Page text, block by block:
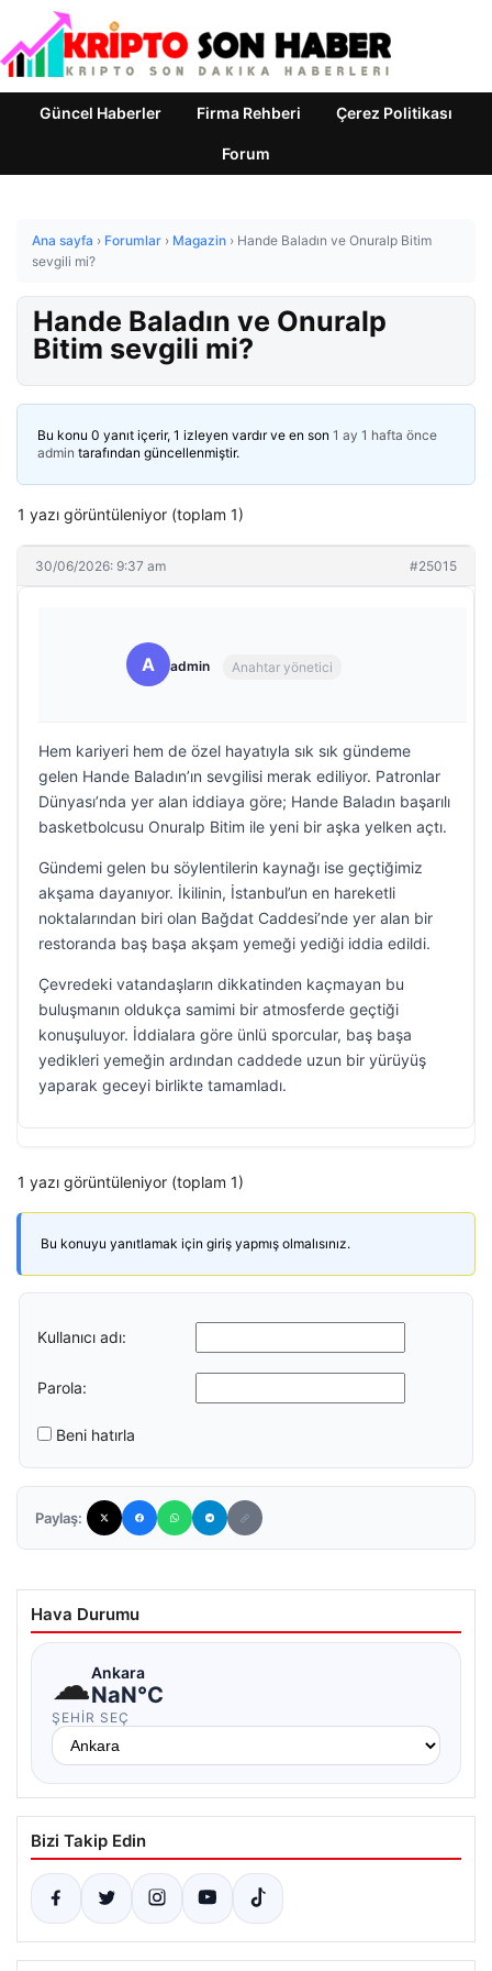
Güncel Haberler Firma Rehberi Çerez Politikası
Forum
Ana sayfa › Forumlar › Magazin › Hande Baladın ve Onuralp Bitim
sevgili mi?
Hande Baladın ve Onuralp
Bitim sevgili mi?
Bu konu 0 yanıt içerir, 1 izleyen vardır ve en son 1 ay 1 hafta önce
admin tarafından güncellenmiştir.
1 yazı görüntüleniyor (toplam 1)
30/06/2026: 9:37 am #25015
A admin Anahtar yönetici
Hem kariyeri hem de özel hayatıyla sık sık gündeme
gelen Hande Baladın’ın sevgilisi merak ediliyor. Patronlar
Dünyası’nda yer alan iddiaya göre; Hande Baladın başarılı
basketbolcusu Onuralp Bitim ile yeni bir aşka yelken açtı.
Gündemi gelen bu söylentilerin kaynağı ise geçtiğimiz
akşama dayanıyor. İkilinin, İstanbul’un en hareketli
noktalarından biri olan Bağdat Caddesi’nde yer alan bir
restoranda baş başa akşam yemeği yediği iddia edildi.
Çevredeki vatandaşların dikkatinden kaçmayan bu
buluşmanın oldukça samimi bir atmosferde geçtiği
konuşuluyor. İddialara göre ünlü sporcular, baş başa
yedikleri yemeğin ardından caddede uzun bir yürüyüş
yaparak geceyi birlikte tamamladı.
1 yazı görüntüleniyor (toplam 1)
Bu konuyu yanıtlamak için giriş yapmış olmalısınız.
Kullanıcı adı:
Parola:
Beni hatırla
Paylaş:
Hava Durumu
☁Ankara
NaN°C
ŞEHIR SEÇ
Bizi Takip Edin